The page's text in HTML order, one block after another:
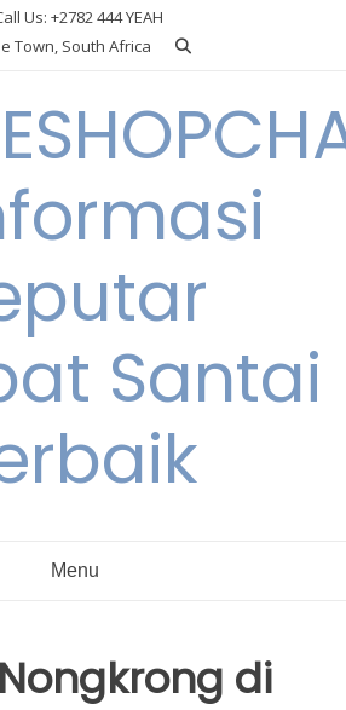
Us: +2782 444 YEAH
Town, South Africa
Santai
Menu
di